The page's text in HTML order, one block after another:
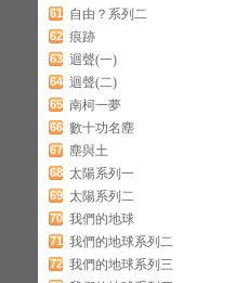
61 自由？系列二
62 痕跡
63 迴聲(一)
64 迴聲(二)
65 南柯一夢
66 數十功名塵
67 塵與土
68 太陽系列一
69 太陽系列二
70 我們的地球
71 我們的地球系列二
72 我們的地球系列三